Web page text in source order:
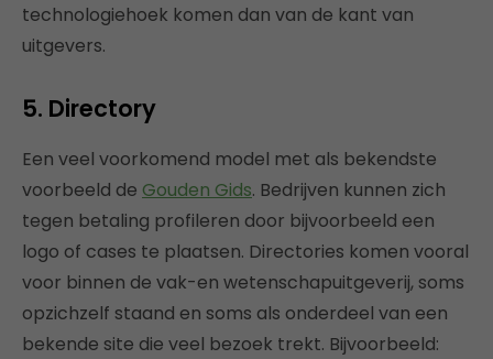
technologiehoek komen dan van de kant van
uitgevers.
5. Directory
Een veel voorkomend model met als bekendste
voorbeeld de Gouden Gids. Bedrijven kunnen zich
tegen betaling profileren door bijvoorbeeld een
logo of cases te plaatsen. Directories komen vooral
voor binnen de vak-en wetenschapuitgeverij, soms
opzichzelf staand en soms als onderdeel van een
bekende site die veel bezoek trekt. Bijvoorbeeld: